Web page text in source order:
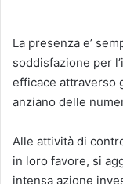
La presenza e’
soddisfazione per
efficace attraverso
anziano delle
Alle attività di
in loro favore, si
intensa azione